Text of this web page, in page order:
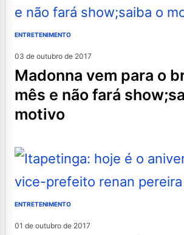
ENTRETENIMENTO
03 de outubro de 2017
madonna vem para o brasil este
mês e não fará
motivo
ENTRETENIMENTO
01 de outubro de 2017